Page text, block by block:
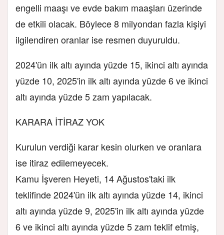
engelli maaşı ve evde bakım maaşları üzerinde
de etkili olacak. Böylece 8 milyondan fazla kişiyi
ilgilendiren oranlar ise resmen duyuruldu.
2024'ün ilk altı ayında yüzde 15, ikinci altı ayında
yüzde 10, 2025'in ilk altı ayında yüzde 6 ve ikinci
altı ayında yüzde 5 zam yapılacak.
KARARA İTİRAZ YOK
Kurulun verdiği karar kesin olurken ve oranlara
ise itiraz edilemeyecek.
Kamu İşveren Heyeti, 14 Ağustos'taki ilk
teklifinde 2024'ün ilk altı ayında yüzde 14, ikinci
altı ayında yüzde 9, 2025'in ilk altı ayında yüzde
6 ve ikinci altı ayında yüzde 5 zam teklif etmiş,